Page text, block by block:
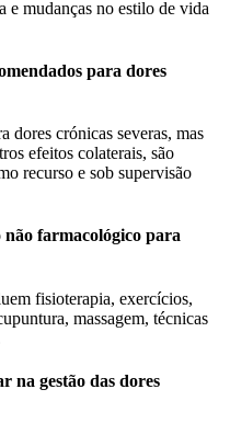
e mudanças no estilo de vida
para dores
dores crónicas severas, mas
efeitos colaterais, são
recurso e sob supervisão
não farmacológico para
fisioterapia, exercícios,
massagem, técnicas
na gestão das dores